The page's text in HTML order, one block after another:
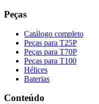
Peças
Catálogo completo
Peças para T25P
Peças para T70P
Peças para T100
Hélices
Baterias
Conteúdo